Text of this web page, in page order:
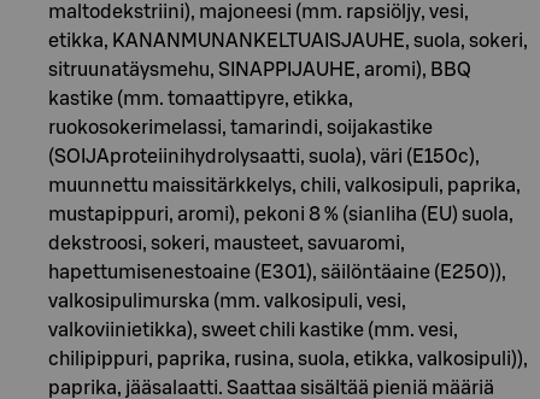
maltodekstriini), majoneesi (mm. rapsiöljy, vesi,
etikka, KANANMUNANKELTUAISJAUHE, suola, sokeri,
sitruunatäysmehu, SINAPPIJAUHE, aromi), BBQ
kastike (mm. tomaattipyre, etikka,
ruokosokerimelassi, tamarindi, soijakastike
(SOIJAproteiinihydrolysaatti, suola), väri (E150c),
muunnettu maissitärkkelys, chili, valkosipuli, paprika,
mustapippuri, aromi), pekoni 8 % (sianliha (EU) suola,
dekstroosi, sokeri, mausteet, savuaromi,
hapettumisenestoaine (E301), säilöntäaine (E250)),
valkosipulimurska (mm. valkosipuli, vesi,
valkoviinietikka), sweet chili kastike (mm. vesi,
chilipippuri, paprika, rusina, suola, etikka, valkosipuli)),
paprika, jääsalaatti. Saattaa sisältää pieniä määriä